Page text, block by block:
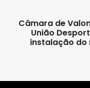
Câmara de
União
instalação do